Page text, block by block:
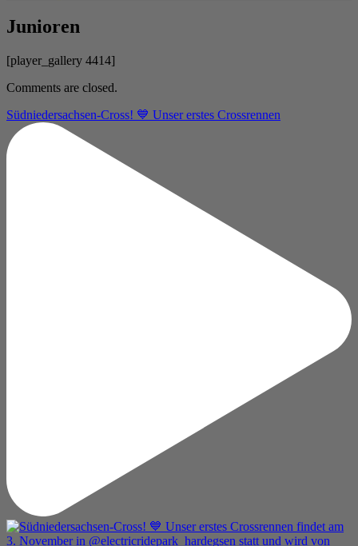
Junioren
[player_gallery 4414]
Comments are closed.
Südniedersachsen-Cross! 💙 Unser erstes Crossrennen